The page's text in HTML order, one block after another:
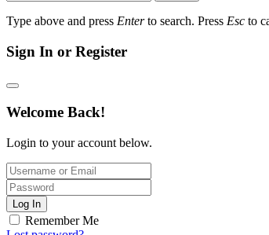
Type above and press Enterto search. Press Esc to
Sign In or Register
Welcome Back!
Login to your account below.
Log In
Remember Me